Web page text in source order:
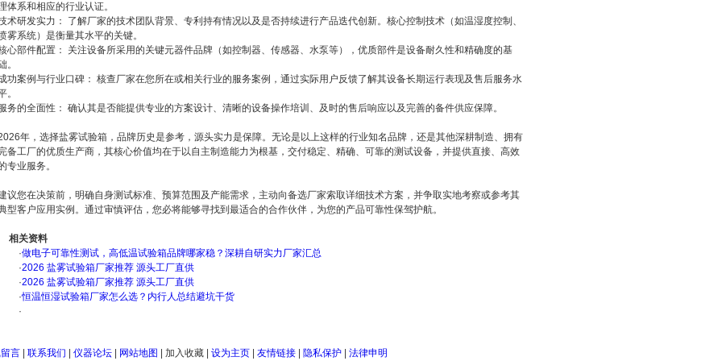
体系和相应的行业认证。
术研发实力： 了解厂家的技术团队背景、专利持有情况以及是否持续进行产品迭代创新。核心控制技术（如温湿度控制、
雾系统）是衡量其水平的关键。
心部件配置： 关注设备所采用的关键元器件品牌（如控制器、传感器、水泵等），优质部件是设备耐久性和精确度的基
。
功案例与行业口碑： 核查厂家在您所在或相关行业的服务案例，通过实际用户反馈了解其设备长期运行表现及售后服务水
。
务的全面性： 确认其是否能提供专业的方案设计、清晰的设备操作培训、及时的售后响应以及完善的备件供应保障。
年，选择盐雾试验箱，品牌历史是参考，源头实力是保障。无论是以上这样的行业知名品牌，还是其他深耕制造、拥有
备工厂的优质生产商，其核心价值均在于以自主制造能力为根基，交付稳定、精确、可靠的测试设备，并提供直接、高效
专业服务。
议您在决策前，明确自身测试标准、预算范围及产能需求，主动向备选厂家索取详细技术方案，并争取实地考察或参考其
型客户应用实例。通过审慎评估，您必将能够寻找到最适合的合作伙伴，为您的产品可靠性保驾护航。
相关资料
·做电子可靠性测试，高低温试验箱品牌哪家稳？深耕自研实力厂家汇总
·2026 盐雾试验箱厂家推荐 源头工厂直供
·2026 盐雾试验箱厂家推荐 源头工厂直供
·恒温恒湿试验箱厂家怎么选？内行人总结避坑干货
·
言| 联系我们 仪器论坛| 网站地图 加入收藏| 设为主页| 友情链接| 隐私保护| 法律申明